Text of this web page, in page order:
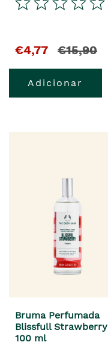
€4,77 €15,90
Adicionar
Bruma Perfumada
Blissfull Strawberry
100 ml